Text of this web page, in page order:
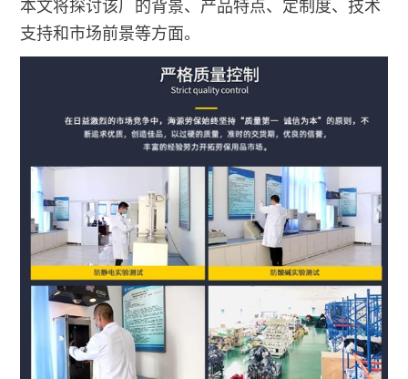
本文将探讨该厂的背景、产品特点、定制度、技术
支持和市场前景等方面。